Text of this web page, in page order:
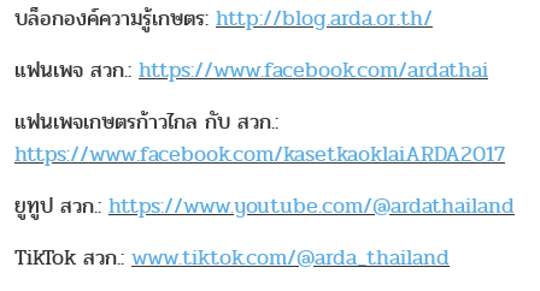
บล็อกองค์ความรู้เกษตร: http://blog.arda.or.th/
แฟนเพจ สวก.: https://www.facebook.com/ardathai
แฟนเพจเกษตรก้าวไกล กับ สวก.:
https://www.facebook.com/kasetkaoklaiARDA2017
ยูทูป สวก.: https://www.youtube.com/@ardathailand
TikTok สวก.: www.tiktok.com/@arda_thailand